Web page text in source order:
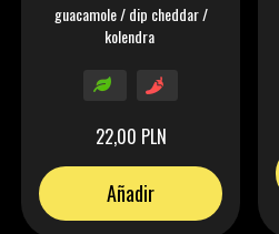
guacamole / dip cheddar /
kolendra
22,00 PLN
Añadir